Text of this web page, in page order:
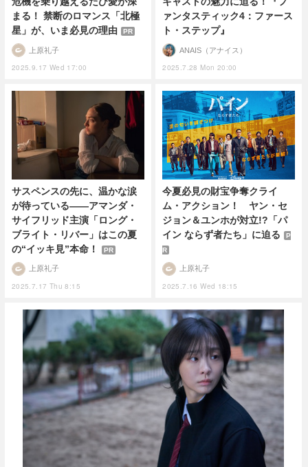
まる！ 禁断のロマンス「北極
星」が、いま必見の理由
PR
2025.9.17 Wed 17:00
上原礼子
ァンタスティック4：ファース
ト・ステップ』
2025.7.28 Mon 20:00
ANAIS（アナイス）
サスペンスの先に、温かな涙
が待っている――アマンダ・
サイフリッド主演「ロング・
ブライト・リバー」はこの夏
の“イッキ見”本命！
PR
2025.7.17 Thu 8:15
上原礼子
今夏必見の財宝争奪クライ
ム・アクション！ ヤン・セ
ジョン＆ユンホが対立!?「パ
イン ならず者たち」に迫る
P
R
2025.7.16 Wed 18:15
上原礼子